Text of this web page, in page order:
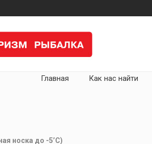
Главная Как нас найти
носка до -5’С)